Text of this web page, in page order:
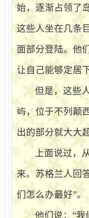
始，逐渐占领了
这些人坐在几条
面部分登陆。他
让自己能够定居
但是，这些
屿，位于不列颠
出的部分就大大
上面说过，
来。苏格兰人回
们怎么办最好”。
他们说：“